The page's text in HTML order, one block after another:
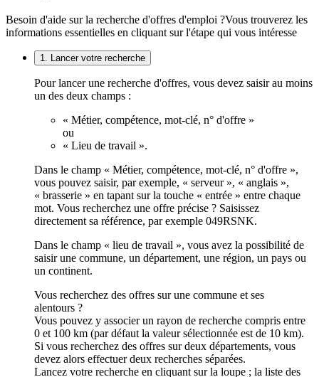
Besoin d'aide sur la recherche d'offres d'emploi ?Vous trouverez les
informations essentielles en cliquant sur l'étape qui vous intéresse
1. Lancer votre recherche
Pour lancer une recherche d'offres, vous devez saisir au moins
un des deux champs :
« Métier, compétence, mot-clé, n° d'offre »
ou
« Lieu de travail ».
Dans le champ « Métier, compétence, mot-clé, n° d'offre »,
vous pouvez saisir, par exemple, « serveur », « anglais »,
« brasserie » en tapant sur la touche « entrée » entre chaque
mot. Vous recherchez une offre précise ? Saisissez
directement sa référence, par exemple 049RSNK.
Dans le champ « lieu de travail », vous avez la possibilité de
saisir une commune, un département, une région, un pays ou
un continent.
Vous recherchez des offres sur une commune et ses
alentours ?
Vous pouvez y associer un rayon de recherche compris entre
0 et 100 km (par défaut la valeur sélectionnée est de 10 km).
Si vous recherchez des offres sur deux départements, vous
devez alors effectuer deux recherches séparées.
Lancez votre recherche en cliquant sur la loupe ; la liste des